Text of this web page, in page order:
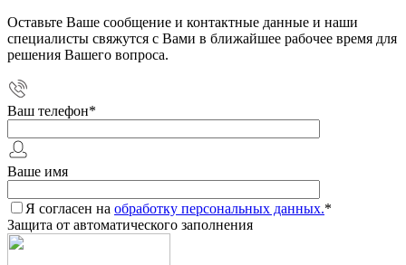
Оставьте Ваше сообщение и контактные данные и наши
специалисты свяжутся с Вами в ближайшее рабочее время для
решения Вашего вопроса.
Ваш телефон*
Ваше имя
Я согласен на обработку персональных данных.*
Защита от автоматического заполнения